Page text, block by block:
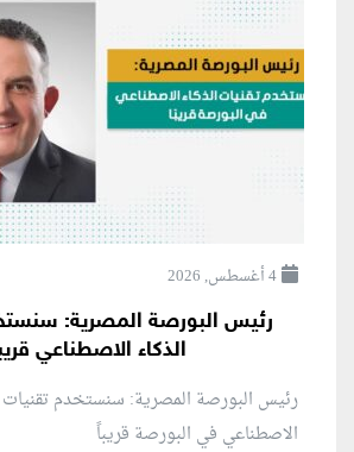
4 أغسطس, 2026
رئيس البورصة المصرية:
الذكاء الاصطناعي
رئيس البورصة المصرية: سنستخدم تقنيات
الاصطناعي في البورصة قريباً